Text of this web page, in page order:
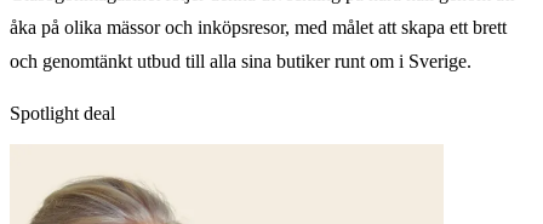
åka på olika mässor och inköpsresor, med målet att skapa ett brett
och genomtänkt utbud till alla sina butiker runt om i Sverige.
Spotlight deal